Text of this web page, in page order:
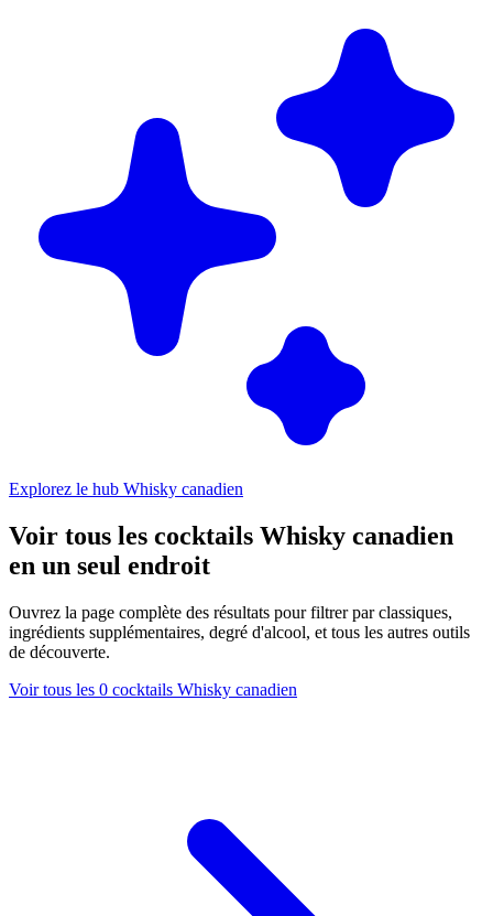
Explorez le hub Whisky canadien
Voir tous les cocktails Whisky canadien
en un seul endroit
Ouvrez la page complète des résultats pour filtrer par classiques,
ingrédients supplémentaires, degré d'alcool, et tous les autres outils
de découverte.
Voir tous les 0 cocktails Whisky canadien